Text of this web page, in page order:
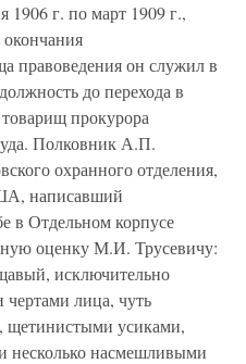
г. по март 1909 г.,
окончания
правоведения он служил в
до перехода в
прокурора
Полковник А.П.
охранного отделения,
написавший
в Отдельном корпусе
оценку М.И. Трусевичу:
исключительно
лица, чуть
щетинистыми усиками,
насмешливыми